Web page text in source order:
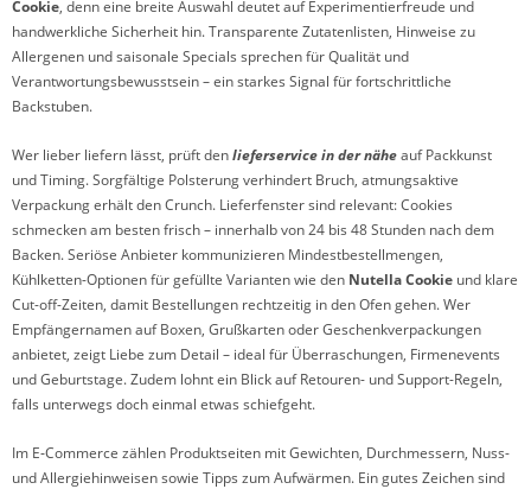
Cookie, denn eine breite Auswahl deutet auf Experimentierfreude und
handwerkliche Sicherheit hin. Transparente Zutatenlisten, Hinweise zu
Allergenen und saisonale Specials sprechen für Qualität und
Verantwortungsbewusstsein – ein starkes Signal für fortschrittliche
Backstuben.
Wer lieber liefern lässt, prüft denlieferservice in der näheauf Packkunst
und Timing. Sorgfältige Polsterung verhindert Bruch, atmungsaktive
Verpackung erhält den Crunch. Lieferfenster sind relevant: Cookies
schmecken am besten frisch – innerhalb von 24 bis 48 Stunden nach dem
Backen. Seriöse Anbieter kommunizieren Mindestbestellmengen,
Kühlketten-Optionen für gefüllte Varianten wie den Nutella Cookie und klare
Cut-off-Zeiten, damit Bestellungen rechtzeitig in den Ofen gehen. Wer
Empfängernamen auf Boxen, Grußkarten oder Geschenkverpackungen
anbietet, zeigt Liebe zum Detail – ideal für Überraschungen, Firmenevents
und Geburtstage. Zudem lohnt ein Blick auf Retouren- und Support-Regeln,
falls unterwegs doch einmal etwas schiefgeht.
Im E‑Commerce zählen Produktseiten mit Gewichten, Durchmessern, Nuss-
und Allergiehinweisen sowie Tipps zum Aufwärmen. Ein gutes Zeichen sind